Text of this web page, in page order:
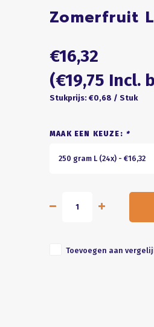
Zomerfruit
€16,32
(€19,75 Incl.
Stukprijs: €0,68 / Stuk
MAAK EEN KEUZE: *
250 gram L (24x) - €16,32
Toevoegen aan